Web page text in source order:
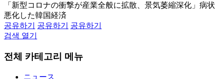
「新型コロナの衝撃が産業全般に拡散、景気萎縮深化」病状
悪化した韓国経済
공유하기
공유하기
공유하기
검색 열기
전체 카테고리 메뉴
ニュース